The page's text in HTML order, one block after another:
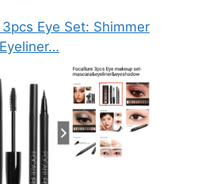
3pcs Eye Set: Shimmer